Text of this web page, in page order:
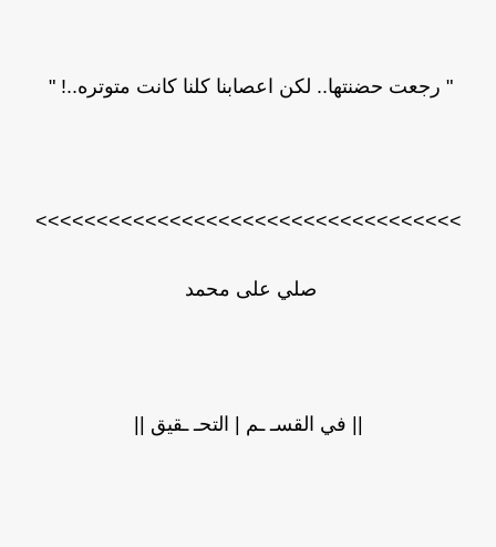
" رجعت حضنتها.. لكن اعصابنا كلنا كانت متوتره..! "
>>>>>>>>>>>>>>>>>>>>>>>>>>>>>>>>>>>
صلي على محمد
|| في القسـ ـم | التحـ ـقيق ||